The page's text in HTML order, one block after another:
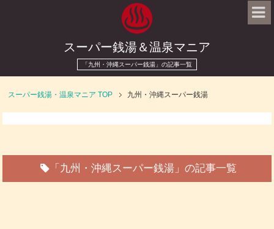
スーパー銭湯＆温泉マニア
「九州・沖縄スーパー銭湯」の記事一覧
スーパー銭湯・温泉マニア TOP 九州・沖縄スーパー銭湯
「九州・沖縄スーパー銭湯」の記事一覧